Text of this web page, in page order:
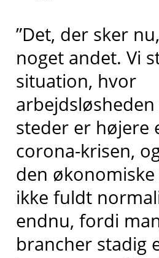
”Det, der sker
noget andet. Vi
situation, hvor
steder er højere
corona-krisen,
den
ikke fuldt
endnu, fordi
brancher stadig